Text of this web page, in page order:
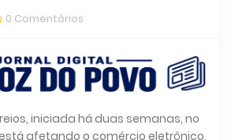
0 Comentários
iniciada há duas semanas, no
afetando o comércio eletrônico,